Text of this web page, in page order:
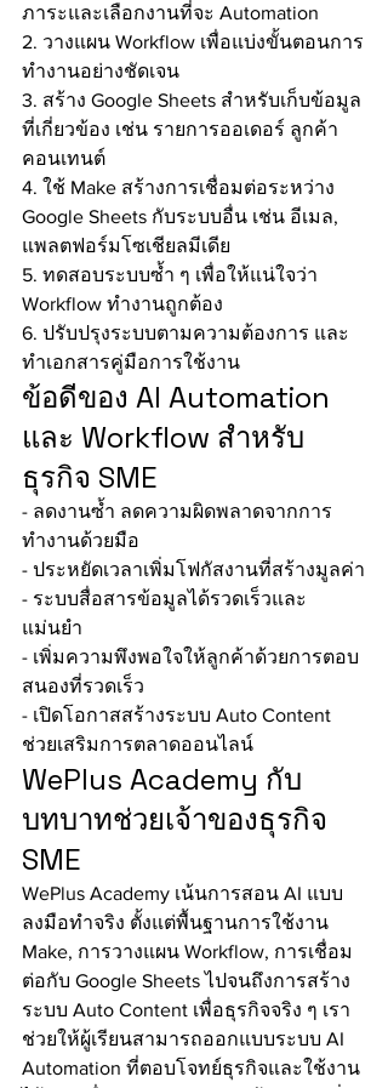
ภาระและเลือกงานที่จะ Automation
2. วางแผน Workflow เพื่อแบ่งขั้นตอนการ
ทำงานอย่างชัดเจน
3. สร้าง Google Sheets สำหรับเก็บข้อมูล
ที่เกี่ยวข้อง เช่น รายการออเดอร์ ลูกค้า
คอนเทนต์
4. ใช้ Make สร้างการเชื่อมต่อระหว่าง
Google Sheets กับระบบอื่น เช่น อีเมล,
แพลตฟอร์มโซเชียลมีเดีย
5. ทดสอบระบบซ้ำ ๆ เพื่อให้แน่ใจว่า
Workflow ทำงานถูกต้อง
6. ปรับปรุงระบบตามความต้องการ และ
ทำเอกสารคู่มือการใช้งาน
ข้อดีของ AI Automation
และ Workflow สำหรับ
ธุรกิจ SME
- ลดงานซ้ำ ลดความผิดพลาดจากการ
ทำงานด้วยมือ
- ประหยัดเวลาเพิ่มโฟกัสงานที่สร้างมูลค่า
- ระบบสื่อสารข้อมูลได้รวดเร็วและ
แม่นยำ
- เพิ่มความพึงพอใจให้ลูกค้าด้วยการตอบ
สนองที่รวดเร็ว
- เปิดโอกาสสร้างระบบ Auto Content
ช่วยเสริมการตลาดออนไลน์
WePlus Academy กับ
บทบาทช่วยเจ้าของธุรกิจ
SME
WePlus Academy เน้นการสอน AI แบบ
ลงมือทำจริง ตั้งแต่พื้นฐานการใช้งาน
Make, การวางแผน Workflow, การเชื่อม
ต่อกับ Google Sheets ไปจนถึงการสร้าง
ระบบ Auto Content เพื่อธุรกิจจริง ๆ เรา
ช่วยให้ผู้เรียนสามารถออกแบบระบบ AI
Automation ที่ตอบโจทย์ธุรกิจและใช้งาน